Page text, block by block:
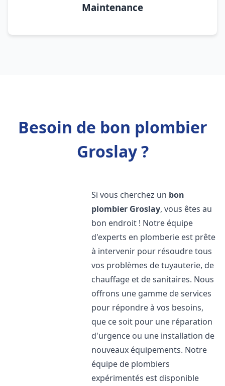
Maintenance
Besoin de bon plombier
Groslay ?
Si vous cherchez un bon
plombier Groslay, vous êtes au
bon endroit ! Notre équipe
d'experts en plomberie est prête
à intervenir pour résoudre tous
vos problèmes de tuyauterie, de
chauffage et de sanitaires. Nous
offrons une gamme de services
pour répondre à vos besoins,
que ce soit pour une réparation
d'urgence ou une installation de
nouveaux équipements. Notre
équipe de plombiers
expérimentés est disponible